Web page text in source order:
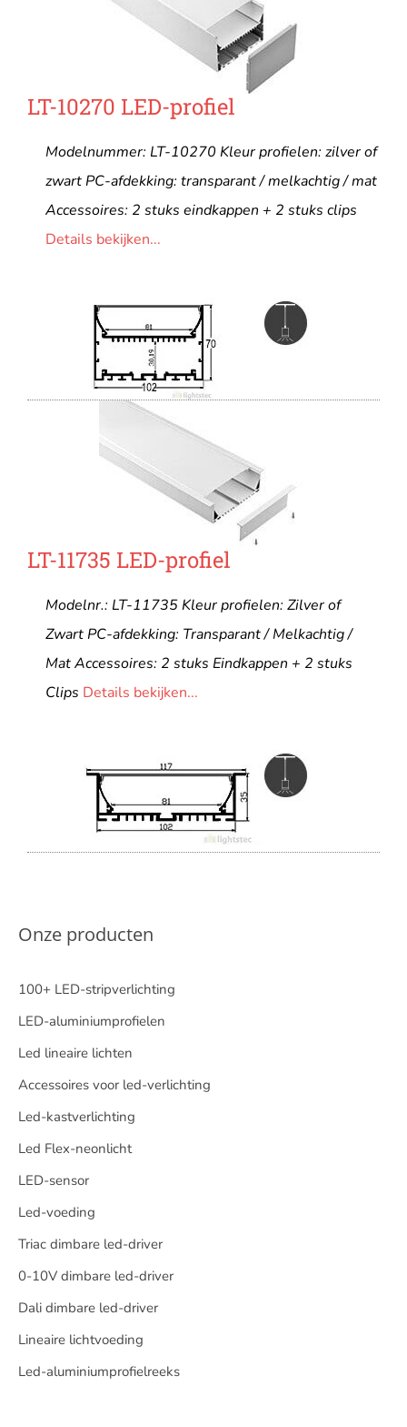
LT-10270 LED-profiel
Modelnummer: LT-10270 Kleur profielen: zilver of
zwart PC-afdekking: transparant / melkachtig / mat
Accessoires: 2 stuks eindkappen + 2 stuks clips
Details bekijken...
LT-11735 LED-profiel
Modelnr.: LT-11735 Kleur profielen: Zilver of
Zwart PC-afdekking: Transparant / Melkachtig /
Mat Accessoires: 2 stuks Eindkappen + 2 stuks
Clips Details bekijken...
Onze producten
100+ LED-stripverlichting
LED-aluminiumprofielen
Led lineaire lichten
Accessoires voor led-verlichting
Led-kastverlichting
Led Flex-neonlicht
LED-sensor
Led-voeding
Triac dimbare led-driver
0-10V dimbare led-driver
Dali dimbare led-driver
Lineaire lichtvoeding
Led-aluminiumprofielreeks